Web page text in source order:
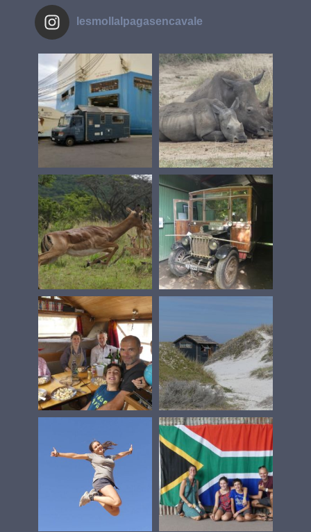
lesmollalpagasencavale